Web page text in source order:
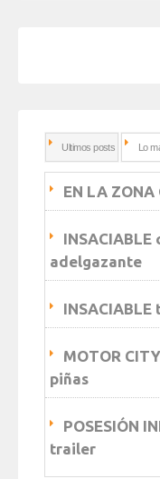
Ultimos posts Lo
EN LA
adelgazante
MOTOR
piñas
POSESIÓN
trailer